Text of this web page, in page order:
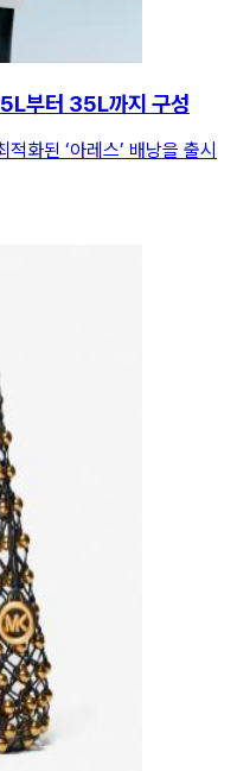
부터 35L까지 구성
화된 ‘아레스’ 배낭을 출시